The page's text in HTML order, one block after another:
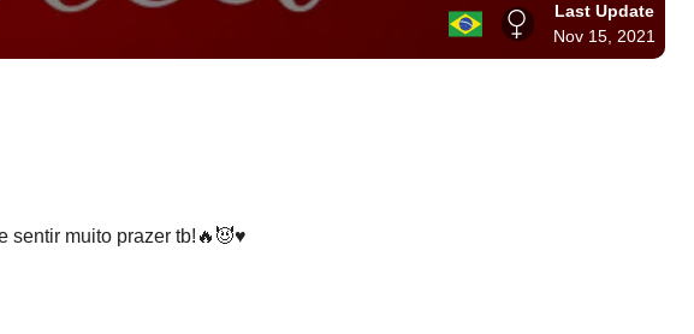
Last Update
Nov 15, 2021
sentir muito prazer tb!🔥😈♥️